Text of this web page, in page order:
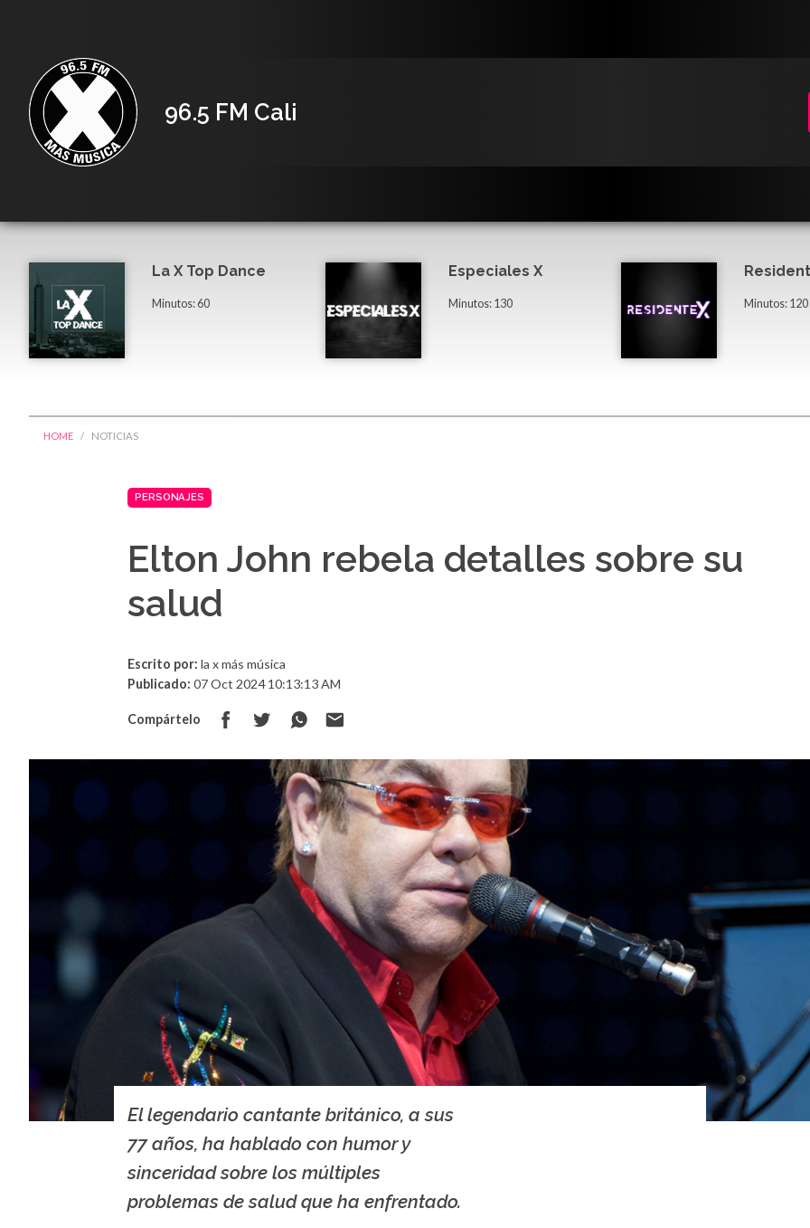
96.5 FM Cali
La X Top Dance
Minutos: 60
Especiales X
Minutos: 130 Minutos: 120
HOME NOTICIAS
PERSONAJES
Elton John rebela detalles sobre su
salud
Escrito por: la x más música
Publicado: 07 Oct 2024 10:13:13 AM
Compártelo
El legendario cantante británico, a sus
77 años, ha hablado con humor y
sinceridad sobre los múltiples
problemas de salud que ha enfrentado.